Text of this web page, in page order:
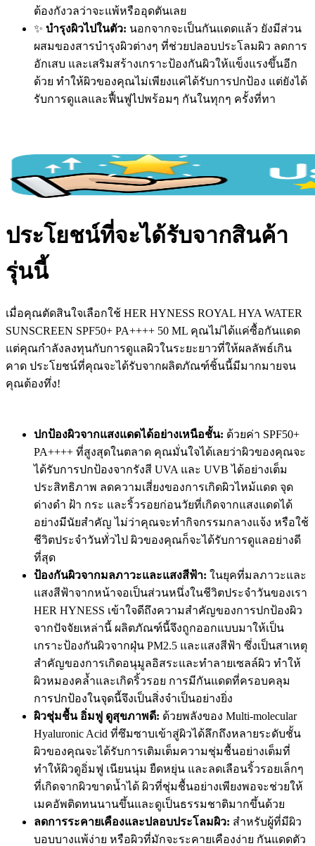
ต้องกังวลว่าจะแพ้หรืออุดตันเลย
✨ บำรุงผิวไปในตัว: นอกจากจะเป็นกันแดดแล้ว ยังมีส่วน
ผสมของสารบำรุงผิวต่างๆ ที่ช่วยปลอบประโลมผิว ลดการ
อักเสบ และเสริมสร้างเกราะป้องกันผิวให้แข็งแรงขึ้นอีก
ด้วย ทำให้ผิวของคุณไม่เพียงแค่ได้รับการปกป้อง แต่ยังได้
รับการดูแลและฟื้นฟูไปพร้อมๆ กันในทุกๆ ครั้งที่ทา
ประโยชน์ที่จะได้รับจากสินค้า
รุ่นนี้
เมื่อคุณตัดสินใจเลือกใช้ HER HYNESS ROYAL HYA WATER
SUNSCREEN SPF50+ PA++++ 50 ML คุณไม่ได้แค่ซื้อกันแดด
แต่คุณกำลังลงทุนกับการดูแลผิวในระยะยาวที่ให้ผลลัพธ์เกิน
คาด ประโยชน์ที่คุณจะได้รับจากผลิตภัณฑ์ชิ้นนี้มีมากมายจน
คุณต้องทึ่ง!
ปกป้องผิวจากแสงแดดได้อย่างเหนือชั้น: ด้วยค่า SPF50+
PA++++ ที่สูงสุดในตลาด คุณมั่นใจได้เลยว่าผิวของคุณจะ
ได้รับการปกป้องจากรังสี UVA และ UVB ได้อย่างเต็ม
ประสิทธิภาพ ลดความเสี่ยงของการเกิดผิวไหม้แดด จุด
ด่างดำ ฝ้า กระ และริ้วรอยก่อนวัยที่เกิดจากแสงแดดได้
อย่างมีนัยสำคัญ ไม่ว่าคุณจะทำกิจกรรมกลางแจ้ง หรือใช้
ชีวิตประจำวันทั่วไป ผิวของคุณก็จะได้รับการดูแลอย่างดี
ที่สุด
ป้องกันผิวจากมลภาวะและแสงสีฟ้า: ในยุคที่มลภาวะและ
แสงสีฟ้าจากหน้าจอเป็นส่วนหนึ่งในชีวิตประจำวันของเรา
HER HYNESS เข้าใจดีถึงความสำคัญของการปกป้องผิว
จากปัจจัยเหล่านี้ ผลิตภัณฑ์นี้จึงถูกออกแบบมาให้เป็น
เกราะป้องกันผิวจากฝุ่น PM2.5 และแสงสีฟ้า ซึ่งเป็นสาเหตุ
สำคัญของการเกิดอนุมูลอิสระและทำลายเซลล์ผิว ทำให้
ผิวหมองคล้ำและเกิดริ้วรอย การมีกันแดดที่ครอบคลุม
การปกป้องในจุดนี้จึงเป็นสิ่งจำเป็นอย่างยิ่ง
ผิวชุ่มชื้น อิ่มฟู ดูสุขภาพดี: ด้วยพลังของ Multi-molecular
Hyaluronic Acid ที่ซึมซาบเข้าสู่ผิวได้ลึกถึงหลายระดับชั้น
ผิวของคุณจะได้รับการเติมเต็มความชุ่มชื้นอย่างเต็มที่
ทำให้ผิวดูอิ่มฟู เนียนนุ่ม ยืดหยุ่น และลดเลือนริ้วรอยเล็กๆ
ที่เกิดจากผิวขาดน้ำได้ ผิวที่ชุ่มชื้นอย่างเพียงพอจะช่วยให้
เมคอัพติดทนนานขึ้นและดูเป็นธรรมชาติมากขึ้นด้วย
ลดการระคายเคืองและปลอบประโลมผิว: สำหรับผู้ที่มีผิว
บอบบางแพ้ง่าย หรือผิวที่มักจะระคายเคืองง่าย กันแดดตัว